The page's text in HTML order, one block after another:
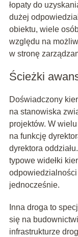
łopaty do
dużej
obiektu, wiele
względu na
w stronę
Ścieżki
Doświadczony
na stanowiska
projektów. W
na funkcję
dyrektora
typowe widełki
jednocześnie.
Inna droga to
się na
infrastrukturze